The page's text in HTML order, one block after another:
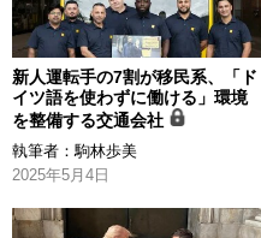
新人運転手の7割が移民系、「ド
イツ語を使わずに働ける」環境
を整備する交通会社
執筆者： 駒林歩美
2025年5月4日